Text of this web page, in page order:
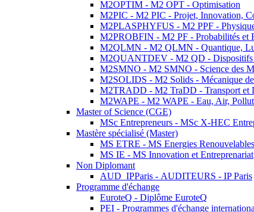
M2OPTIM - M2 OPT - Optimisation
M2PIC - M2 PIC - Projet, Innovation,
M2PLASPHYFUS - M2 PPF -
M2PROBFIN - M2 PF - Probabilités et
M2QLMN - M2 QLMN - Quantique,
M2QUANTDEV - M2 QD - Dispositifs
M2SMNO - M2 SMNO - Science des
M2SOLIDS - M2 Solids - Mécanique
M2TRADD - M2 TraDD - Transport et
M2WAPE - M2 WAPE - Eau, Air,
Master of Science (CGE)
MSc Entrepreneurs - MSc X-HEC
Mastère spécialisé (Master)
MS ETRE - MS Energies
MS IE - MS Innovation et Entreprenariat
Non Diplomant
AUD_IPParis - AUDITEURS - IP Paris
Programme d'échange
EuroteQ - Diplôme EuroteQ
PEI - Programmes d'échange